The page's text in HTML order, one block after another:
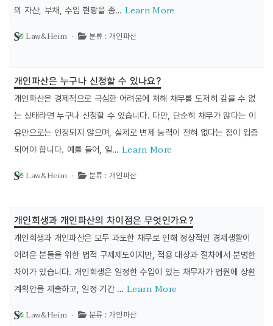
의 자산, 부채, 수입 현황을 종… Learn More
Law&Heim · 분류 : 개인파산
개인파산은 누구나 신청할 수 있나요?
개인파산은 경제적으로 극심한 어려움에 처해 채무를 도저히 갚을 수 없
는 상태라면 누구나 신청할 수 있습니다. 다만, 단순히 채무가 많다는 이
유만으로는 인정되지 않으며, 실제로 변제 능력이 전혀 없다는 점이 입증
되어야 합니다. 예를 들어, 일…Learn More
Law&Heim · 분류 : 개인파산
개인회생과 개인파산의 차이점은 무엇인가요?
개인회생과 개인파산은 모두 과도한 채무로 인해 정상적인 경제생활이
어려운 분들을 위한 법적 구제제도이지만, 적용 대상과 절차에서 분명한
차이가 있습니다. 개인회생은 일정한 수입이 있는 채무자가 법원에 상환
계획안을 제출하고, 일정 기간 …Learn More
Law&Heim · 분류 : 개인파산